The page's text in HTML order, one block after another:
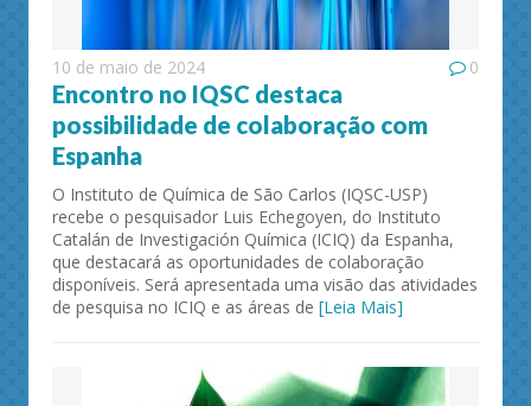
10 de maio de 2024 0
Encontro no IQSC destaca
possibilidade de colaboração com
Espanha
O Instituto de Química de São Carlos (IQSC-USP)
recebe o pesquisador Luis Echegoyen, do Instituto
Catalán de Investigación Química (ICIQ) da Espanha,
que destacará as oportunidades de colaboração
disponíveis. Será apresentada uma visão das atividades
de pesquisa no ICIQ e as áreas de [Leia Mais]